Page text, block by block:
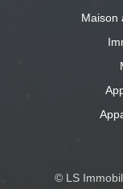
Maison
© LS